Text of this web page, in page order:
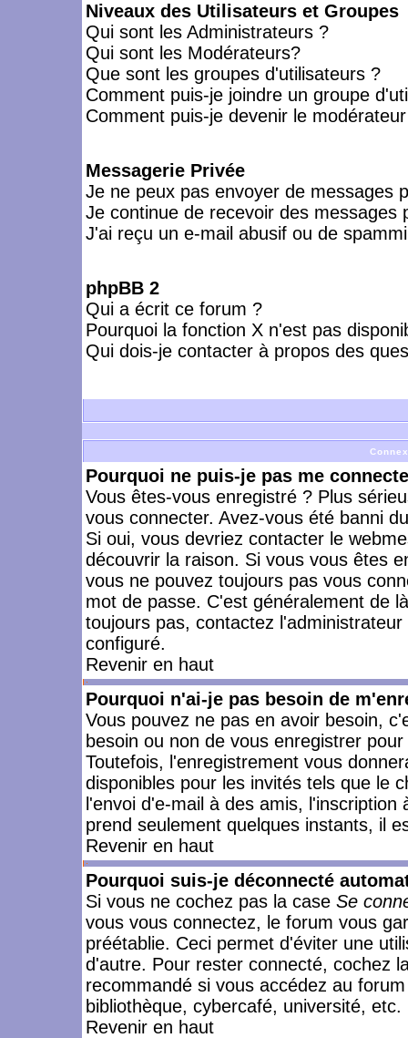
Niveaux des Utilisateurs et Groupes
Qui sont les Administrateurs ?
Qui sont les Modérateurs?
Que sont les groupes d'utilisateurs ?
Comment puis-je joindre un groupe
Comment puis-je devenir le
Messagerie Privée
Je ne peux pas envoyer de messages
Je continue de recevoir des messages
J'ai reçu un e-mail abusif ou de
phpBB 2
Qui a écrit ce forum ?
Pourquoi la fonction X n'est pas
Qui dois-je contacter à propos des
Pourquoi ne puis-je pas me
Vous êtes-vous enregistré ? Plus
vous connecter. Avez-vous été banni
Si oui, vous devriez contacter le
découvrir la raison. Si vous vous êtes
vous ne pouvez toujours pas vous
mot de passe. C'est généralement de
toujours pas, contactez
configuré.
Revenir en haut
Pourquoi n'ai-je pas besoin de
Vous pouvez ne pas en avoir besoin,
besoin ou non de vous enregistrer
Toutefois, l'enregistrement vous
disponibles pour les invités tels que le
l'envoi d'e-mail à des amis,
prend seulement quelques instants, il
Revenir en haut
Pourquoi suis-je déconnecté
Si vous ne cochez pas la case Se
vous vous connectez, le forum vous
préétablie. Ceci permet d'éviter une
d'autre. Pour rester connecté, cochez
recommandé si vous accédez au
bibliothèque, cybercafé, université, etc.
Revenir en haut